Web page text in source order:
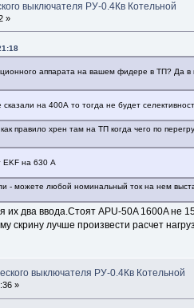
выключателя РУ-0.4Кв Котельной
»
аппарата на вашем фидере в ТП? Да
на 400А то тогда не будет
правило хрен там на ТП когда чего по
EKF на 630 А
- можете любой номинальный ток на нем
их два ввода.Стоят APU-50A 1600A
скрину лучше произвести расчет
выключателя РУ-0.4Кв Котельной
»